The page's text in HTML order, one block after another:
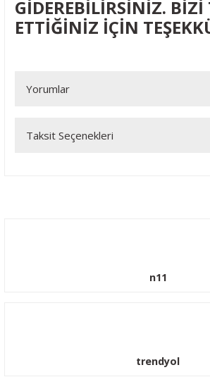
GİDEREBİLİRSİNİZ. BİZİ
ETTİĞİNİZ İÇİN
Yorumlar
Bu ürüne ilk yorumu siz
Taksit Seçenekleri
n11
trendyol